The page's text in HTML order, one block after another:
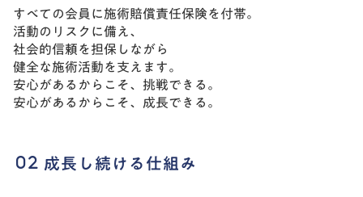
すべての会員に施術賠償責任保険を付帯。
活動のリスクに備え、
社会的信頼を担保しながら
健全な施術活動を支えます。
安心があるからこそ、挑戦できる。
安心があるからこそ、成長できる。
成長し続ける仕組み